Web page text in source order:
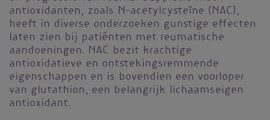
antioxidanten, zoals N-acetylcysteïne (NAC),
heeft in diverse onderzoeken gunstige effecten
laten zien bij patiënten met reumatische
aandoeningen. NAC bezit krachtige
antioxidatieve en ontstekingsremmende
eigenschappen en is bovendien een voorloper
van glutathion, een belangrijk lichaamseigen
antioxidant.